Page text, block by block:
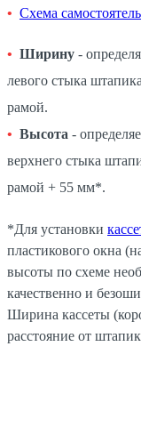
Схема
Ширину -
левого стыка
рамой.
Высота -
верхнего стыка
рамой + 55 мм*.
*Для установки
пластикового окна
высоты по схеме
качественно и
Ширина кассеты
расстояние от